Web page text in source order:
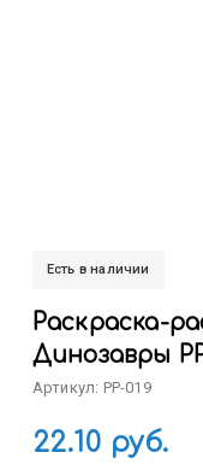
Есть в наличии
Раскраска-
Динозавры
Артикул: РР-019
22.10 руб.